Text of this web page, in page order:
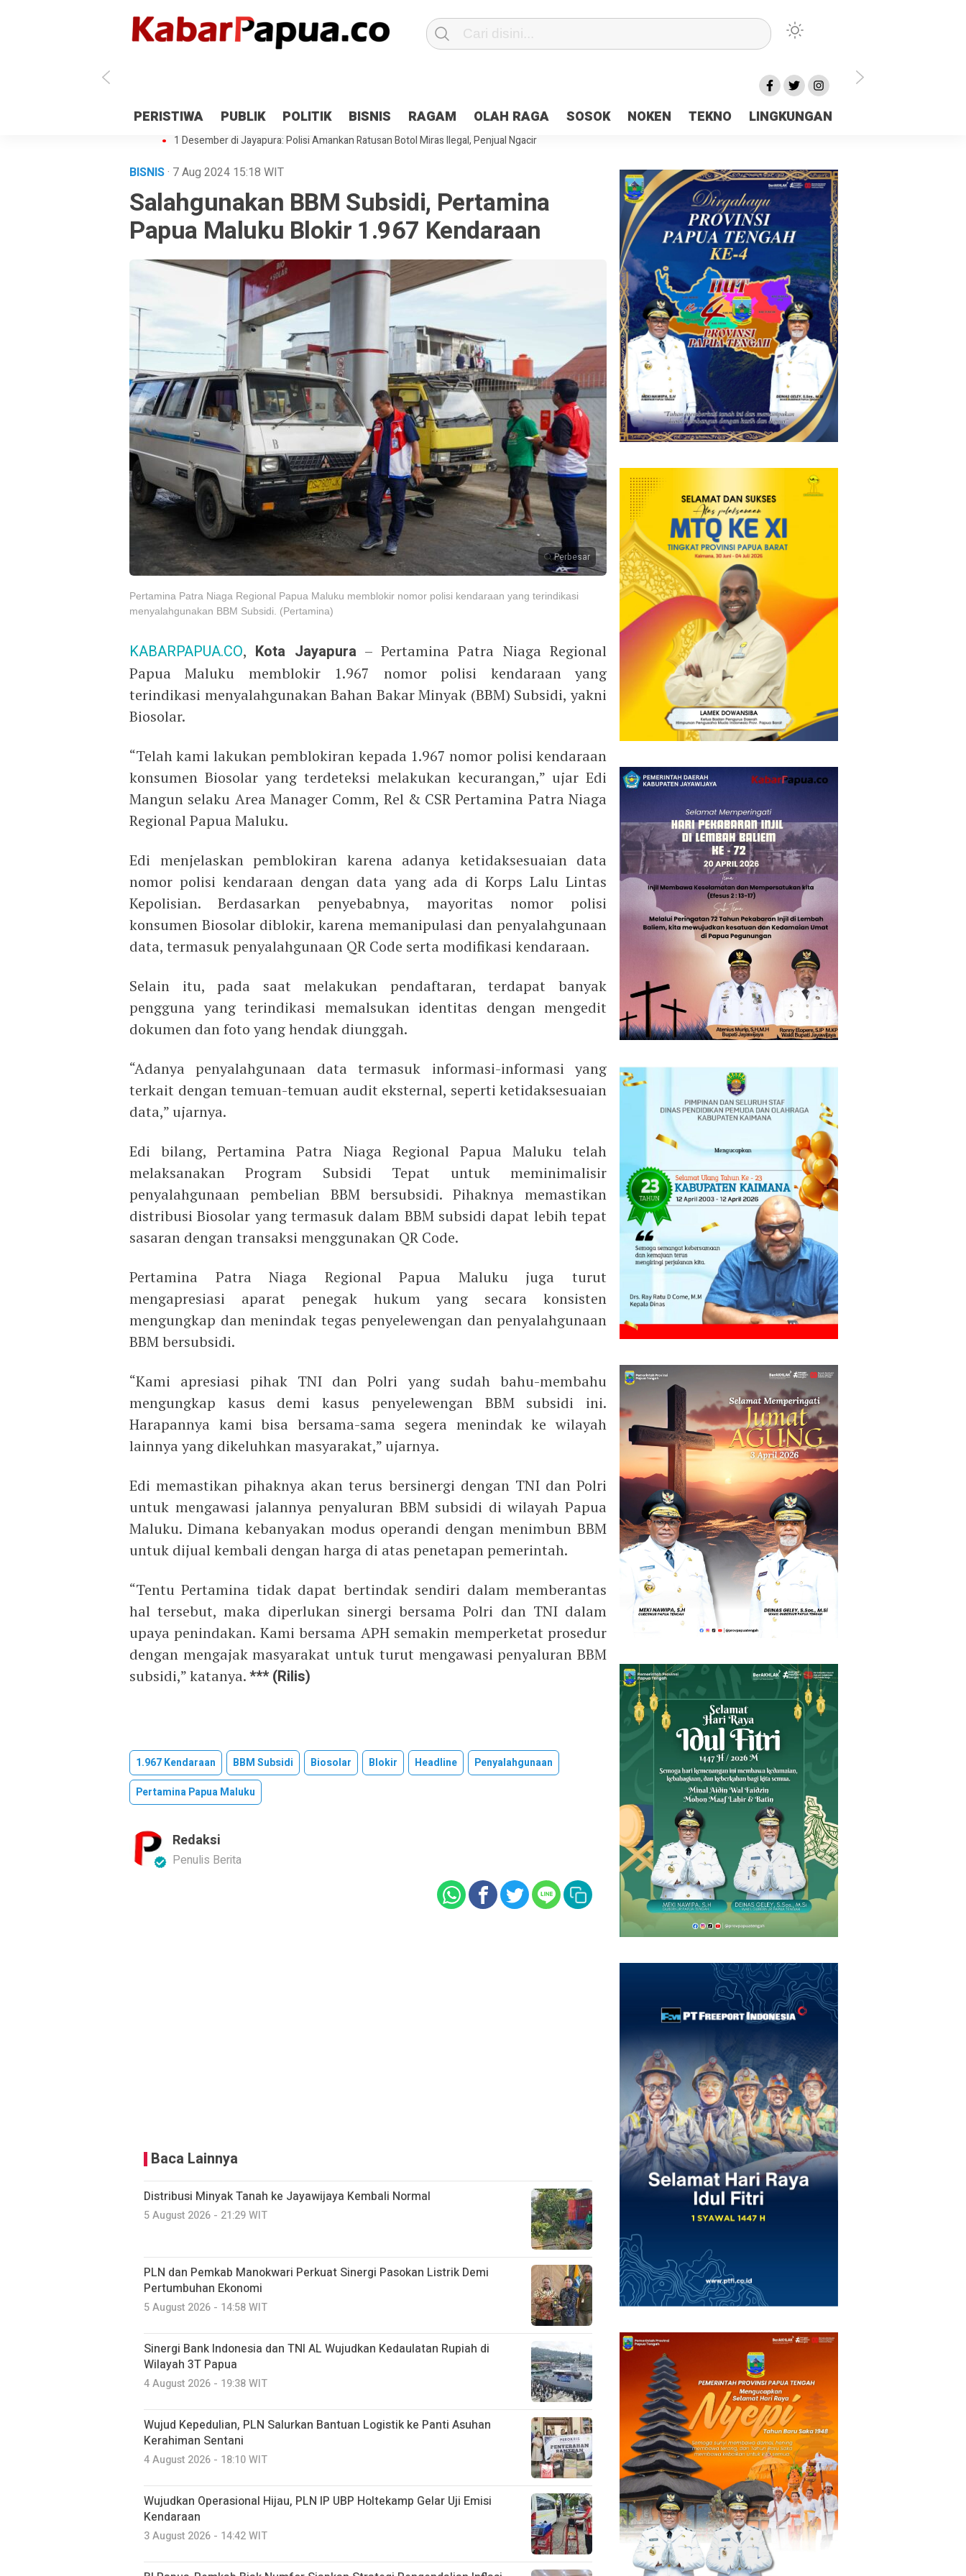
PERISTIWA PUBLIK POLITIK BISNIS RAGAM OLAH RAGA SOSOK NOKEN TEKNO LINGKUNGAN
Antisipasi 1 Desember, TNI Polri Patroli 2×24 jam di Kota Jayapura
Pesan Sejuk Polri di Deklarasi Pemilu Ceria Tanah Papua
Gedung Perpustakaan SMPN 5 Sentani Terbakar
Hibah Pilkada Jayapura Cair 10 Persen, Deposit Kas Daerah Rp23 Miliar Disorot
1 Desember di Jayapura: Polisi Amankan Ratusan Botol Miras Ilegal, Penjual Ngacir
BISNIS· 7 Aug 2024 15:18 WIT
Salahgunakan BBM Subsidi, Pertamina
Papua Maluku Blokir 1.967 Kendaraan
Perbesar
Pertamina Patra Niaga Regional Papua Maluku memblokir nomor polisi kendaraan yang terindikasi
menyalahgunakan BBM Subsidi. (Pertamina)
KABARPAPUA.CO, Kota Jayapura – Pertamina Patra Niaga Regional
Papua Maluku memblokir 1.967 nomor polisi kendaraan yang
terindikasi menyalahgunakan Bahan Bakar Minyak (BBM) Subsidi, yakni
Biosolar.
“Telah kami lakukan pemblokiran kepada 1.967 nomor polisi kendaraan
konsumen Biosolar yang terdeteksi melakukan kecurangan,” ujar Edi
Mangun selaku Area Manager Comm, Rel & CSR Pertamina Patra Niaga
Regional Papua Maluku.
Edi menjelaskan pemblokiran karena adanya ketidaksesuaian data
nomor polisi kendaraan dengan data yang ada di Korps Lalu Lintas
Kepolisian. Berdasarkan penyebabnya, mayoritas nomor polisi
konsumen Biosolar diblokir, karena memanipulasi dan penyalahgunaan
data, termasuk penyalahgunaan QR Code serta modifikasi kendaraan.
Selain itu, pada saat melakukan pendaftaran, terdapat banyak
pengguna yang terindikasi memalsukan identitas dengan mengedit
dokumen dan foto yang hendak diunggah.
“Adanya penyalahgunaan data termasuk informasi-informasi yang
terkait dengan temuan-temuan audit eksternal, seperti ketidaksesuaian
data,” ujarnya.
Edi bilang, Pertamina Patra Niaga Regional Papua Maluku telah
melaksanakan Program Subsidi Tepat untuk meminimalisir
penyalahgunaan pembelian BBM bersubsidi. Pihaknya memastikan
distribusi Biosolar yang termasuk dalam BBM subsidi dapat lebih tepat
sasaran dengan transaksi menggunakan QR Code.
Pertamina Patra Niaga Regional Papua Maluku juga turut
mengapresiasi aparat penegak hukum yang secara konsisten
mengungkap dan menindak tegas penyelewengan dan penyalahgunaan
BBM bersubsidi.
“Kami apresiasi pihak TNI dan Polri yang sudah bahu-membahu
mengungkap kasus demi kasus penyelewengan BBM subsidi ini.
Harapannya kami bisa bersama-sama segera menindak ke wilayah
lainnya yang dikeluhkan masyarakat,” ujarnya.
Edi memastikan pihaknya akan terus bersinergi dengan TNI dan Polri
untuk mengawasi jalannya penyaluran BBM subsidi di wilayah Papua
Maluku. Dimana kebanyakan modus operandi dengan menimbun BBM
untuk dijual kembali dengan harga di atas penetapan pemerintah.
“Tentu Pertamina tidak dapat bertindak sendiri dalam memberantas
hal tersebut, maka diperlukan sinergi bersama Polri dan TNI dalam
upaya penindakan. Kami bersama APH semakin memperketat prosedur
dengan mengajak masyarakat untuk turut mengawasi penyaluran BBM
subsidi,” katanya.*** (Rilis)
1.967 Kendaraan BBM Subsidi Biosolar Blokir Headline
Penyalahgunaan
Pertamina Papua Maluku
Redaksi
Penulis Berita
Baca Lainnya
Distribusi Minyak Tanah ke Jayawijaya Kembali Normal
5 August 2026 - 21:29 WIT
PLN dan Pemkab Manokwari Perkuat Sinergi Pasokan Listrik Demi
Pertumbuhan Ekonomi
5 August 2026 - 14:58 WIT
Sinergi Bank Indonesia dan TNI AL Wujudkan Kedaulatan Rupiah di
Wilayah 3T Papua
4 August 2026 - 19:38 WIT
Wujud Kepedulian, PLN Salurkan Bantuan Logistik ke Panti Asuhan
Kerahiman Sentani
4 August 2026 - 18:10 WIT
Wujudkan Operasional Hijau, PLN IP UBP Holtekamp Gelar Uji Emisi
Kendaraan
3 August 2026 - 14:42 WIT